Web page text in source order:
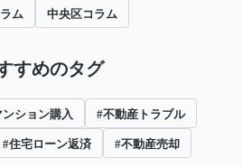
ム 中央区コラム
すめのタグ
ンション購入 #不動産トラブル
#住宅ローン返済 #不動産売却